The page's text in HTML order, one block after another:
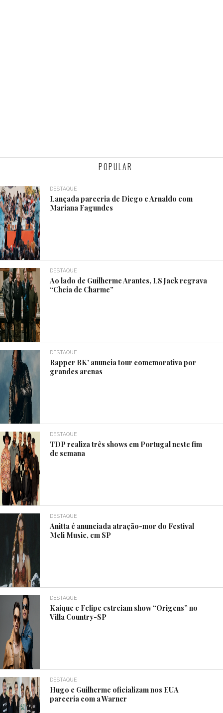
POPULAR
DESTAQUE
Lançada parceria de Diego e Arnaldo com
Mariana Fagundes
DESTAQUE
Ao lado de Guilherme Arantes, LS Jack regrava
“Cheia de Charme”
DESTAQUE
Rapper BK’ anuncia tour comemorativa por
grandes arenas
DESTAQUE
TDP realiza três shows em Portugal neste fim
de semana
DESTAQUE
Anitta é anunciada atração-mor do Festival
Meli Music, em SP
DESTAQUE
Kaique e Felipe estreiam show “Origens” no
Villa Country-SP
DESTAQUE
Hugo e Guilherme oficializam nos EUA
parceria com a Warner